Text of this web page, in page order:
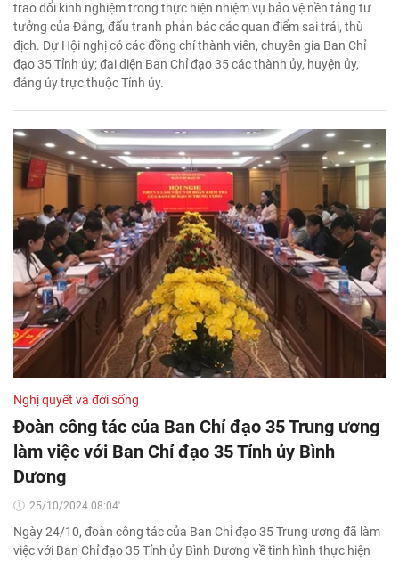
trao đổi kinh nghiệm trong thực hiện nhiệm vụ bảo vệ nền tảng tư
tưởng của Đảng, đấu tranh phản bác các quan điểm sai trái, thù
địch. Dự Hội nghị có các đồng chí thành viên, chuyên gia Ban Chỉ
đạo 35 Tỉnh ủy; đại diện Ban Chỉ đạo 35 các thành ủy, huyện ủy,
đảng ủy trực thuộc Tỉnh ủy.
Nghị quyết và đời sống
Đoàn công tác của Ban Chỉ đạo 35 Trung ương
làm việc với Ban Chỉ đạo 35 Tỉnh ủy Bình
Dương
25/10/2024 08:04'
Ngày 24/10, đoàn công tác của Ban Chỉ đạo 35 Trung ương đã làm
việc với Ban Chỉ đạo 35 Tỉnh ủy Bình Dương về tình hình thực hiện